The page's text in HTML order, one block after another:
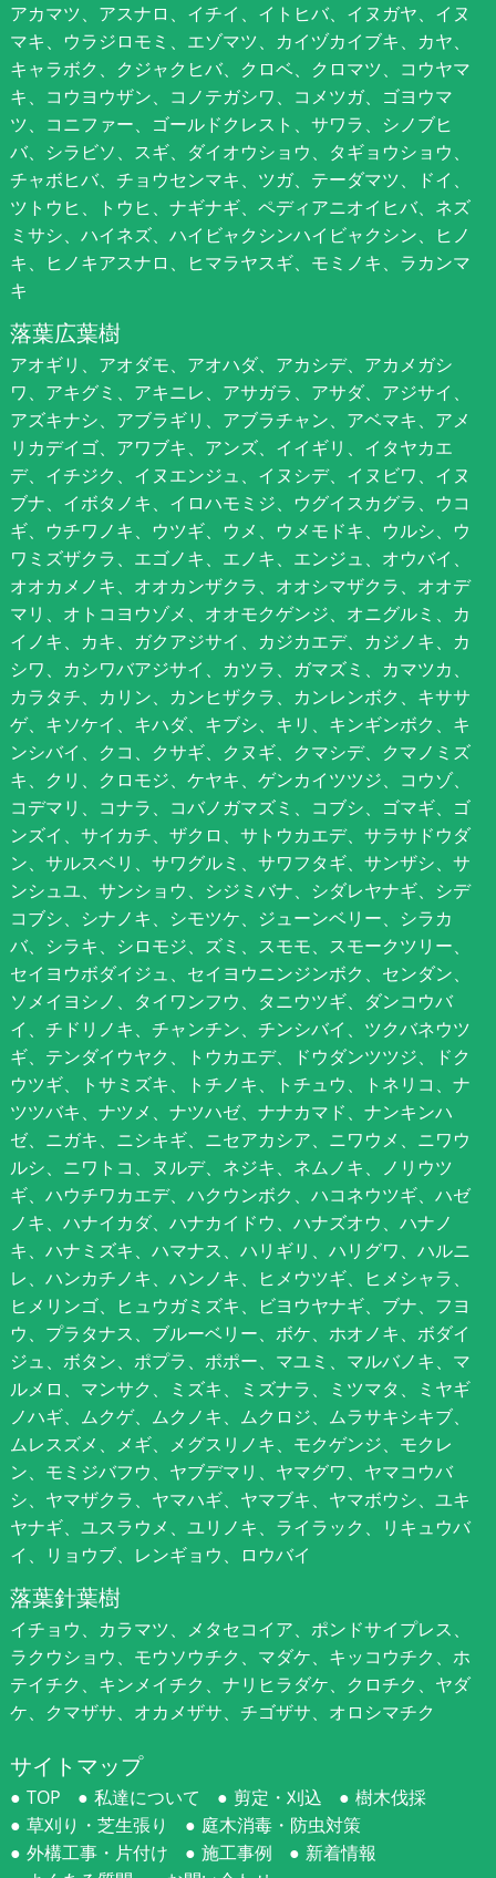
アカマツ、アスナロ、イチイ、イトヒバ、イヌガヤ、イヌ
マキ、ウラジロモミ、エゾマツ、カイヅカイブキ、カヤ、
キャラボク、クジャクヒバ、クロベ、クロマツ、コウヤマ
キ、コウヨウザン、コノテガシワ、コメツガ、ゴヨウマ
ツ、コニファー、ゴールドクレスト、サワラ、シノブヒ
バ、シラビソ、スギ、ダイオウショウ、タギョウショウ、
チャボヒバ、チョウセンマキ、ツガ、テーダマツ、ドイ、
ツトウヒ、トウヒ、ナギナギ、ペディアニオイヒバ、ネズ
ミサシ、ハイネズ、ハイビャクシンハイビャクシン、ヒノ
キ、ヒノキアスナロ、ヒマラヤスギ、モミノキ、ラカンマ
キ
落葉広葉樹
アオギリ、アオダモ、アオハダ、アカシデ、アカメガシ
ワ、アキグミ、アキニレ、アサガラ、アサダ、アジサイ、
アズキナシ、アブラギリ、アブラチャン、アベマキ、アメ
リカデイゴ、アワブキ、アンズ、イイギリ、イタヤカエ
デ、イチジク、イヌエンジュ、イヌシデ、イヌビワ、イヌ
ブナ、イボタノキ、イロハモミジ、ウグイスカグラ、ウコ
ギ、ウチワノキ、ウツギ、ウメ、ウメモドキ、ウルシ、ウ
ワミズザクラ、エゴノキ、エノキ、エンジュ、オウバイ、
オオカメノキ、オオカンザクラ、オオシマザクラ、オオデ
マリ、オトコヨウゾメ、オオモクゲンジ、オニグルミ、カ
イノキ、カキ、ガクアジサイ、カジカエデ、カジノキ、カ
シワ、カシワバアジサイ、カツラ、ガマズミ、カマツカ、
カラタチ、カリン、カンヒザクラ、カンレンボク、キササ
ゲ、キソケイ、キハダ、キブシ、キリ、キンギンボク、キ
ンシバイ、クコ、クサギ、クヌギ、クマシデ、クマノミズ
キ、クリ、クロモジ、ケヤキ、ゲンカイツツジ、コウゾ、
コデマリ、コナラ、コバノガマズミ、コブシ、ゴマギ、ゴ
ンズイ、サイカチ、ザクロ、サトウカエデ、サラサドウダ
ン、サルスベリ、サワグルミ、サワフタギ、サンザシ、サ
ンシュユ、サンショウ、シジミバナ、シダレヤナギ、シデ
コブシ、シナノキ、シモツケ、ジューンベリー、シラカ
バ、シラキ、シロモジ、ズミ、スモモ、スモークツリー、
セイヨウボダイジュ、セイヨウニンジンボク、センダン、
ソメイヨシノ、タイワンフウ、タニウツギ、ダンコウバ
イ、チドリノキ、チャンチン、チンシバイ、ツクバネウツ
ギ、テンダイウヤク、トウカエデ、ドウダンツツジ、ドク
ウツギ、トサミズキ、トチノキ、トチュウ、トネリコ、ナ
ツツバキ、ナツメ、ナツハゼ、ナナカマド、ナンキンハ
ゼ、ニガキ、ニシキギ、ニセアカシア、ニワウメ、ニワウ
ルシ、ニワトコ、ヌルデ、ネジキ、ネムノキ、ノリウツ
ギ、ハウチワカエデ、ハクウンボク、ハコネウツギ、ハゼ
ノキ、ハナイカダ、ハナカイドウ、ハナズオウ、ハナノ
キ、ハナミズキ、ハマナス、ハリギリ、ハリグワ、ハルニ
レ、ハンカチノキ、ハンノキ、ヒメウツギ、ヒメシャラ、
ヒメリンゴ、ヒュウガミズキ、ビヨウヤナギ、ブナ、フヨ
ウ、プラタナス、ブルーベリー、ボケ、ホオノキ、ボダイ
ジュ、ボタン、ポプラ、ポポー、マユミ、マルバノキ、マ
ルメロ、マンサク、ミズキ、ミズナラ、ミツマタ、ミヤギ
ノハギ、ムクゲ、ムクノキ、ムクロジ、ムラサキシキブ、
ムレスズメ、メギ、メグスリノキ、モクゲンジ、モクレ
ン、モミジバフウ、ヤブデマリ、ヤマグワ、ヤマコウバ
シ、ヤマザクラ、ヤマハギ、ヤマブキ、ヤマボウシ、ユキ
ヤナギ、ユスラウメ、ユリノキ、ライラック、リキュウバ
イ、リョウブ、レンギョウ、ロウバイ
落葉針葉樹
イチョウ、カラマツ、メタセコイア、ポンドサイプレス、
ラクウショウ、モウソウチク、マダケ、キッコウチク、ホ
テイチク、キンメイチク、ナリヒラダケ、クロチク、ヤダ
ケ、クマザサ、オカメザサ、チゴザサ、オロシマチク
サイトマップ
TOP 私達について 剪定・刈込
樹木伐採
草刈り・芝生張り
庭木消毒・防虫対策
外構工事・片付け
施工事例
新着情報